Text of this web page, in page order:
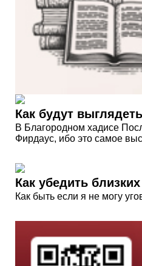
Как будут
В Благородном хадисе
Фирдаус, ибо это самое
Как убедить
Как быть если я не могу